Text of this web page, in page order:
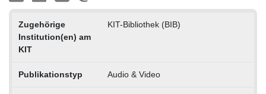
Zugehörige
Institution(en) am
KIT
KIT-Bibliothek (BIB)
Publikationstyp Audio & Video